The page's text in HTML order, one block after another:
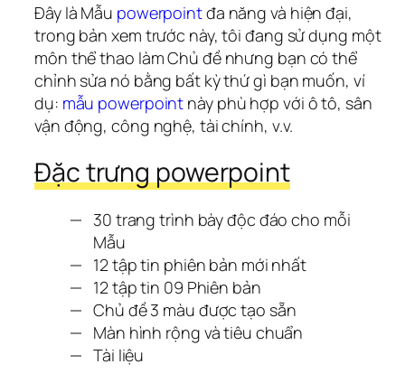
Đây là Mẫu powerpoint đa năng và hiện đại,
trong bản xem trước này, tôi đang sử dụng một
môn thể thao làm Chủ đề nhưng bạn có thể
chỉnh sửa nó bằng bất kỳ thứ gì bạn muốn, ví
dụ: mẫu powerpoint này phù hợp với ô tô, sân
vận động, công nghệ, tài chính, v.v.
Đặc trưng powerpoint
30 trang trình bày độc đáo cho mỗi
Mẫu
12 tập tin phiên bản mới nhất
12 tập tin 09 Phiên bản
Chủ đề 3 màu được tạo sẵn
Màn hình rộng và tiêu chuẩn
Tài liệu